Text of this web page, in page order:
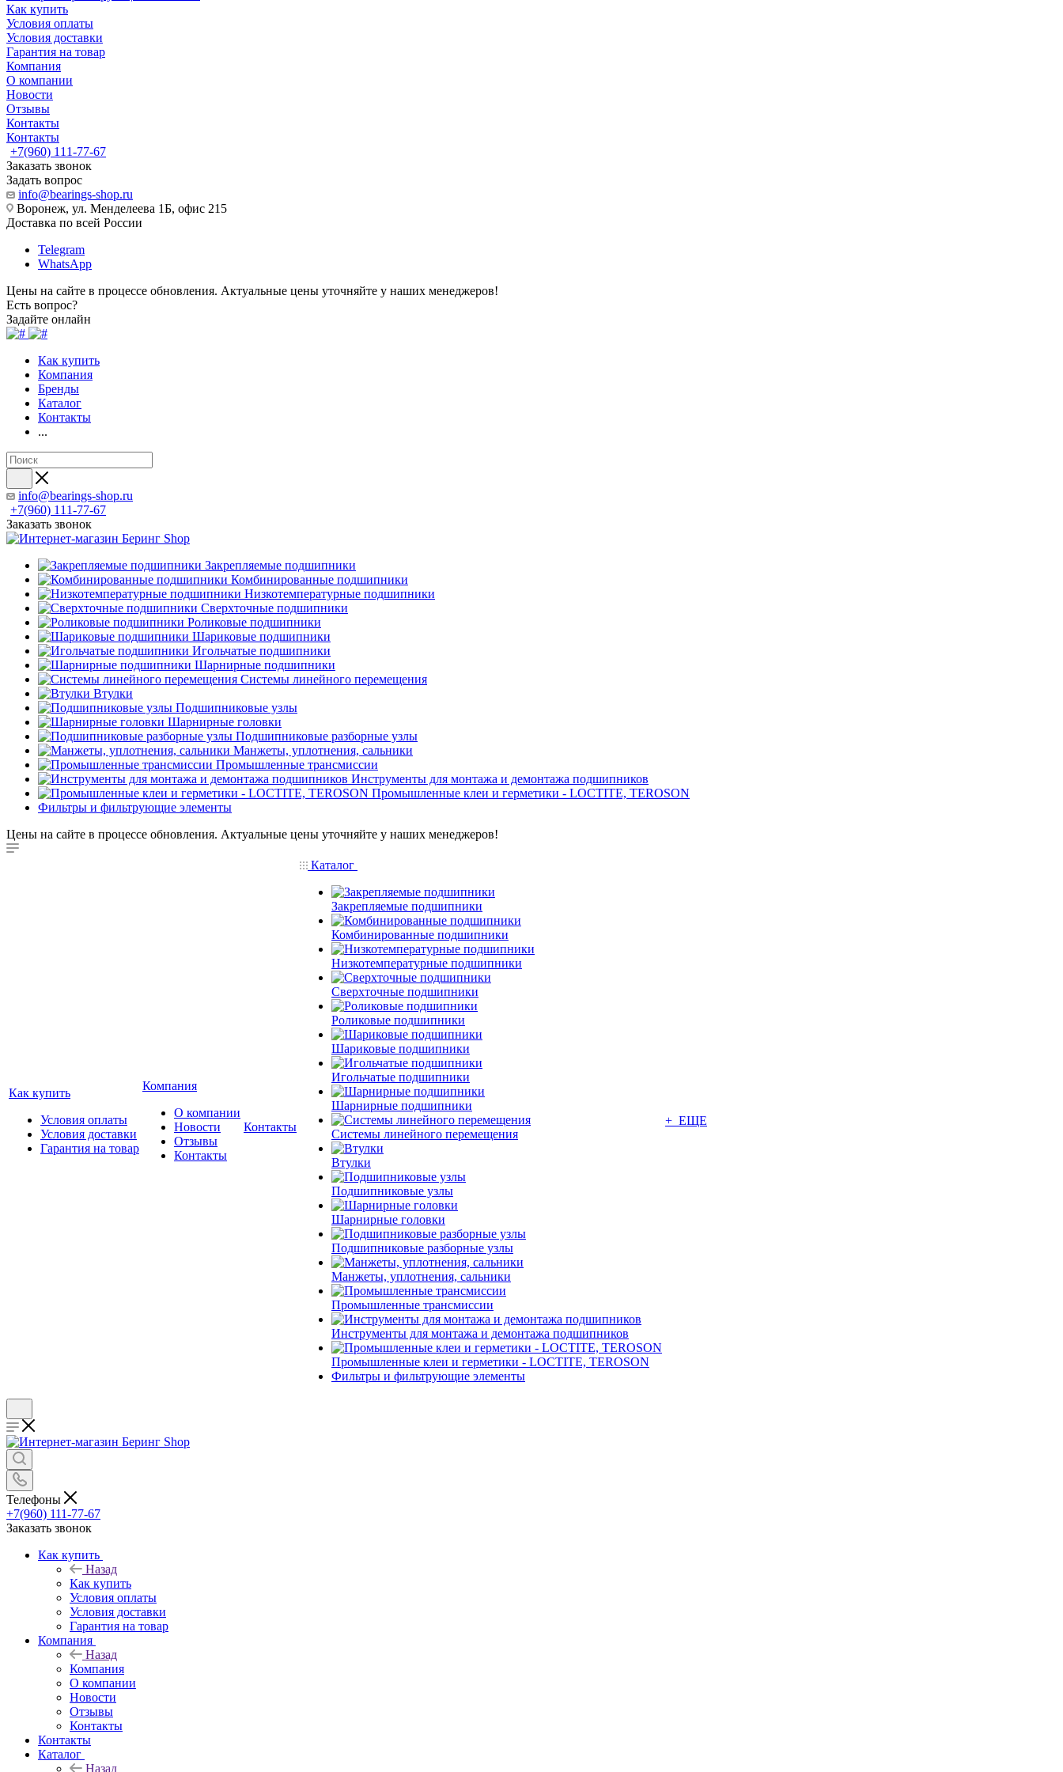
Как купить
Условия оплаты
Условия доставки
Гарантия на товар
Компания
О компании
Новости
Отзывы
Контакты
Контакты
+7(960) 111-77-67
Заказать звонок
Задать вопрос
info@bearings-shop.ru
Воронеж, ул. Менделеева 1Б, офис 215
Доставка по всей России
Telegram
WhatsApp
Цены на сайте в процессе обновления. Актуальные цены уточняйте у наших менеджеров!
Есть вопрос?
Задайте онлайн
Как купить
Компания
Бренды
Каталог
Контакты
...
info@bearings-shop.ru
+7(960) 111-77-67
Заказать звонок
Закрепляемые подшипники
Комбинированные подшипники
Низкотемпературные подшипники
Сверхточные подшипники
Роликовые подшипники
Шариковые подшипники
Игольчатые подшипники
Шарнирные подшипники
Системы линейного перемещения
Втулки
Подшипниковые узлы
Шарнирные головки
Подшипниковые разборные узлы
Манжеты, уплотнения, сальники
Промышленные трансмиссии
Инструменты для монтажа и демонтажа подшипников
Промышленные клеи и герметики - LOCTITE, TEROSON
Фильтры и фильтрующие элементы
Цены на сайте в процессе обновления. Актуальные цены уточняйте у наших менеджеров!
Как купить
Условия оплаты
Условия доставки
Гарантия на товар
Компания
О компании
Новости
Отзывы
Контакты
Контакты
Каталог
Закрепляемые подшипники
Комбинированные подшипники
Низкотемпературные подшипники
Сверхточные подшипники
Роликовые подшипники
Шариковые подшипники
Игольчатые подшипники
Шарнирные подшипники
Системы линейного перемещения
Втулки
Подшипниковые узлы
Шарнирные головки
Подшипниковые разборные узлы
Манжеты, уплотнения, сальники
Промышленные трансмиссии
Инструменты для монтажа и демонтажа подшипников
Промышленные клеи и герметики - LOCTITE, TEROSON
Фильтры и фильтрующие элементы
+ ЕЩЕ
Телефоны
+7(960) 111-77-67
Заказать звонок
Как купить
Назад
Как купить
Условия оплаты
Условия доставки
Гарантия на товар
Компания
Назад
Компания
О компании
Новости
Отзывы
Контакты
Контакты
Каталог
Назад